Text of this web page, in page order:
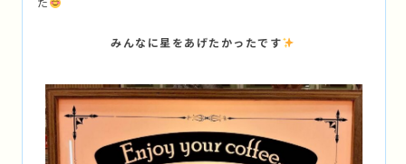
みんなに星をあげたかったです